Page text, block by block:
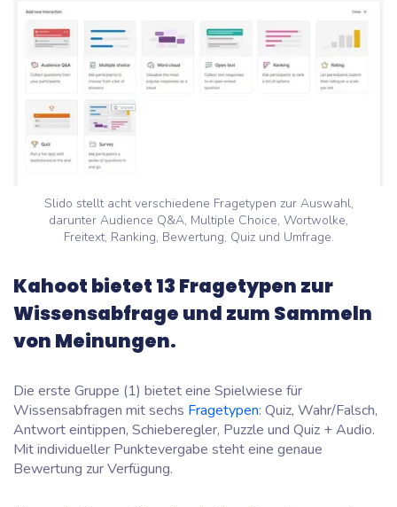
Slido stellt acht verschiedene Fragetypen zur Auswahl,
darunter Audience Q&A, Multiple Choice, Wortwolke,
Freitext, Ranking, Bewertung, Quiz und Umfrage.
Kahoot bietet 13 Fragetypen zur
Wissensabfrage und zum Sammeln
von Meinungen.
Die erste Gruppe (1) bietet eine Spielwiese für
Wissensabfragen mit sechs Fragetypen: Quiz, Wahr/Falsch,
Antwort eintippen, Schieberegler, Puzzle und Quiz + Audio.
Mit individueller Punktevergabe steht eine genaue
Bewertung zur Verfügung.